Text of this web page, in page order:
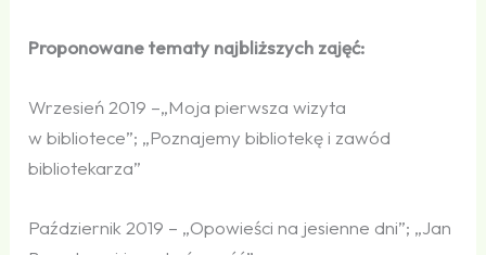
Proponowane tematy najbliższych zajęć:
Wrzesień 2019 –„Moja pierwsza wizyta
w bibliotece”; „Poznajemy bibliotekę i zawód
bibliotekarza”
Październik 2019 – „Opowieści na jesienne dni”; „Jan